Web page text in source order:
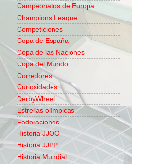
Campeonatos de Europa
Champions League
Competiciones
Copa de España
Copa de las Naciones
Copa del Mundo
Corredores
Curiosidades
DerbyWheel
Estrellas olímpicas
Federaciones
Historia JJOO
Historia JJPP
Historia Mundial